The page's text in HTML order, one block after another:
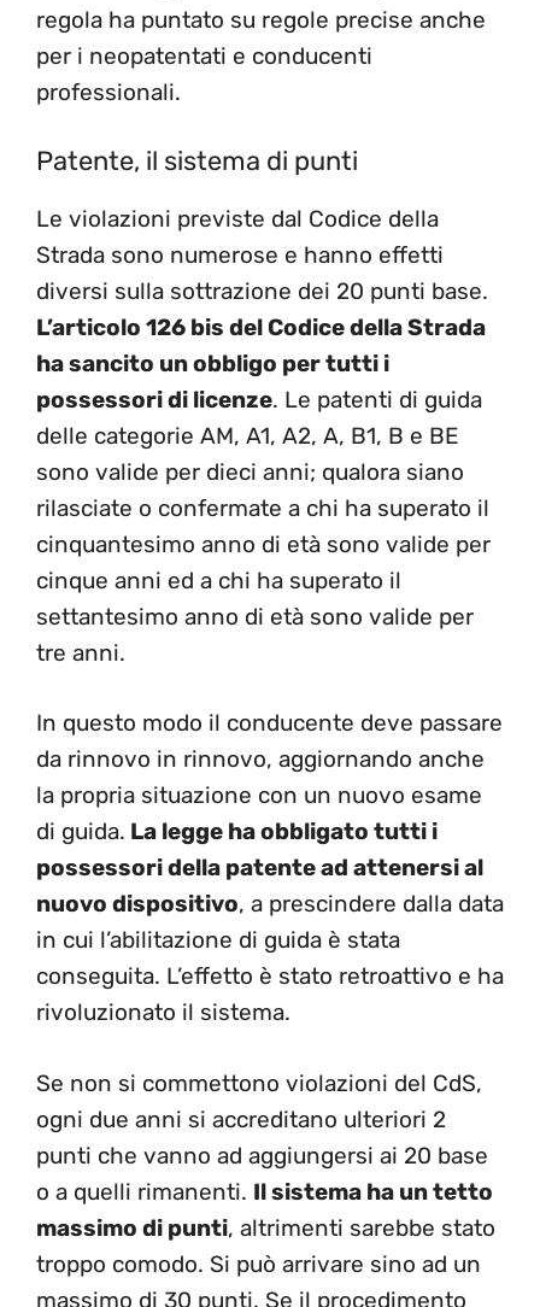
regola ha puntato su regole precise anche
per i neopatentati e conducenti
professionali.
Patente, il sistema di punti
Le violazioni previste dal Codice della
Strada sono numerose e hanno effetti
diversi sulla sottrazione dei 20 punti base.
L’articolo 126 bis del Codice della Strada
ha sancito un obbligo per tutti i
possessori di licenze. Le patenti di guida
delle categorie AM, A1, A2, A, B1, B e BE
sono valide per dieci anni; qualora siano
rilasciate o confermate a chi ha superato il
cinquantesimo anno di età sono valide per
cinque anni ed a chi ha superato il
settantesimo anno di età sono valide per
tre anni.
In questo modo il conducente deve passare
da rinnovo in rinnovo, aggiornando anche
la propria situazione con un nuovo esame
di guida. La legge ha obbligato tutti i
possessori della patente ad attenersi al
nuovo dispositivo, a prescindere dalla data
in cui l’abilitazione di guida è stata
conseguita. L’effetto è stato retroattivo e ha
rivoluzionato il sistema.
Se non si commettono violazioni del CdS,
ogni due anni si accreditano ulteriori 2
punti che vanno ad aggiungersi ai 20 base
o a quelli rimanenti. Il sistema ha un tetto
massimo di punti, altrimenti sarebbe stato
troppo comodo. Si può arrivare sino ad un
massimo di 30 punti. Se il procedimento